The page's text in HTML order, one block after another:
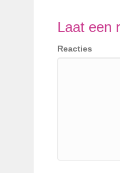
Laat een
Reacties